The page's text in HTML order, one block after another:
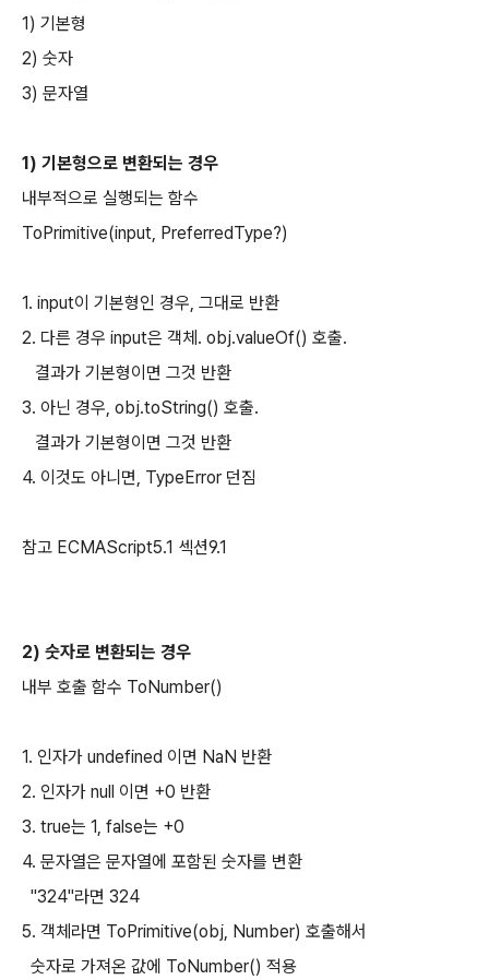
1) 기본형
2) 숫자
3) 문자열
1) 기본형으로 변환되는 경우
내부적으로 실행되는 함수
ToPrimitive(input, PreferredType?)
1. input이 기본형인 경우, 그대로 반환
2. 다른 경우 input은 객체. obj.valueOf() 호출.
결과가 기본형이면 그것 반환
3. 아닌 경우, obj.toString() 호출.
결과가 기본형이면 그것 반환
4. 이것도 아니면, TypeError 던짐
참고 ECMAScript5.1 섹션9.1
2) 숫자로 변환되는 경우
내부 호출 함수 ToNumber()
1. 인자가 undefined 이면 NaN 반환
2. 인자가 null 이면 +0 반환
3. true는 1, false는 +0
4. 문자열은 문자열에 포함된 숫자를 변환
"324"라면 324
5. 객체라면 ToPrimitive(obj, Number) 호출해서
숫자로 가져온 값에 ToNumber() 적용